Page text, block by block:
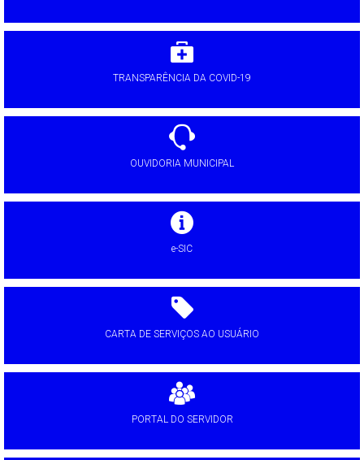
TRANSPARÊNCIA DA COVID-19
OUVIDORIA MUNICIPAL
e-SIC
CARTA DE SERVIÇOS AO USUÁRIO
PORTAL DO SERVIDOR